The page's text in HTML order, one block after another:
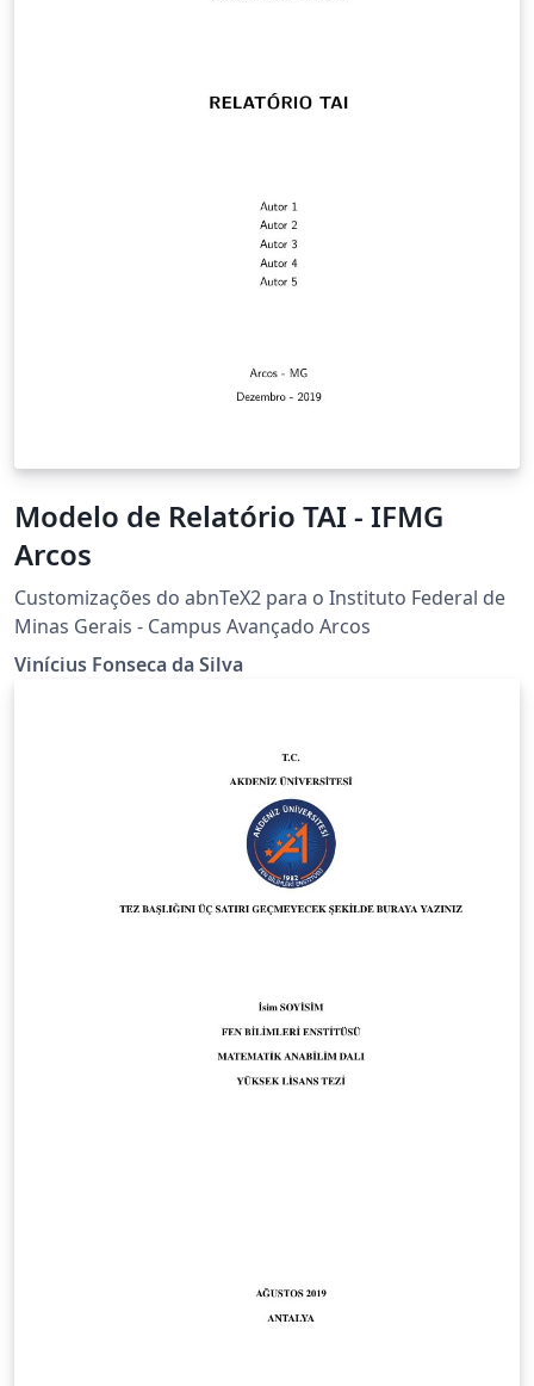
Modelo de Relatório TAI - IFMG
Arcos
Customizações do abnTeX2 para o Instituto Federal de
Minas Gerais - Campus Avançado Arcos
Vinícius Fonseca da Silva